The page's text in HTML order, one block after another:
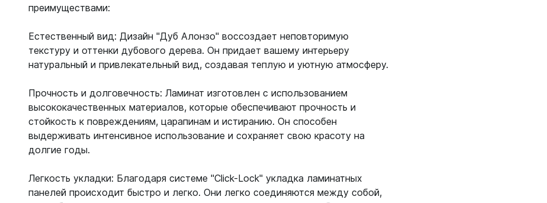
преимуществами:
Естественный вид: Дизайн "Дуб Алонзо" воссоздает неповторимую
текстуру и оттенки дубового дерева. Он придает вашему интерьеру
натуральный и привлекательный вид, создавая теплую и уютную атмосферу.
Прочность и долговечность: Ламинат изготовлен с использованием
высококачественных материалов, которые обеспечивают прочность и
стойкость к повреждениям, царапинам и истиранию. Он способен
выдерживать интенсивное использование и сохраняет свою красоту на
долгие годы.
Легкость укладки: Благодаря системе "Click-Lock" укладка ламинатных
панелей происходит быстро и легко. Они легко соединяются между собой,